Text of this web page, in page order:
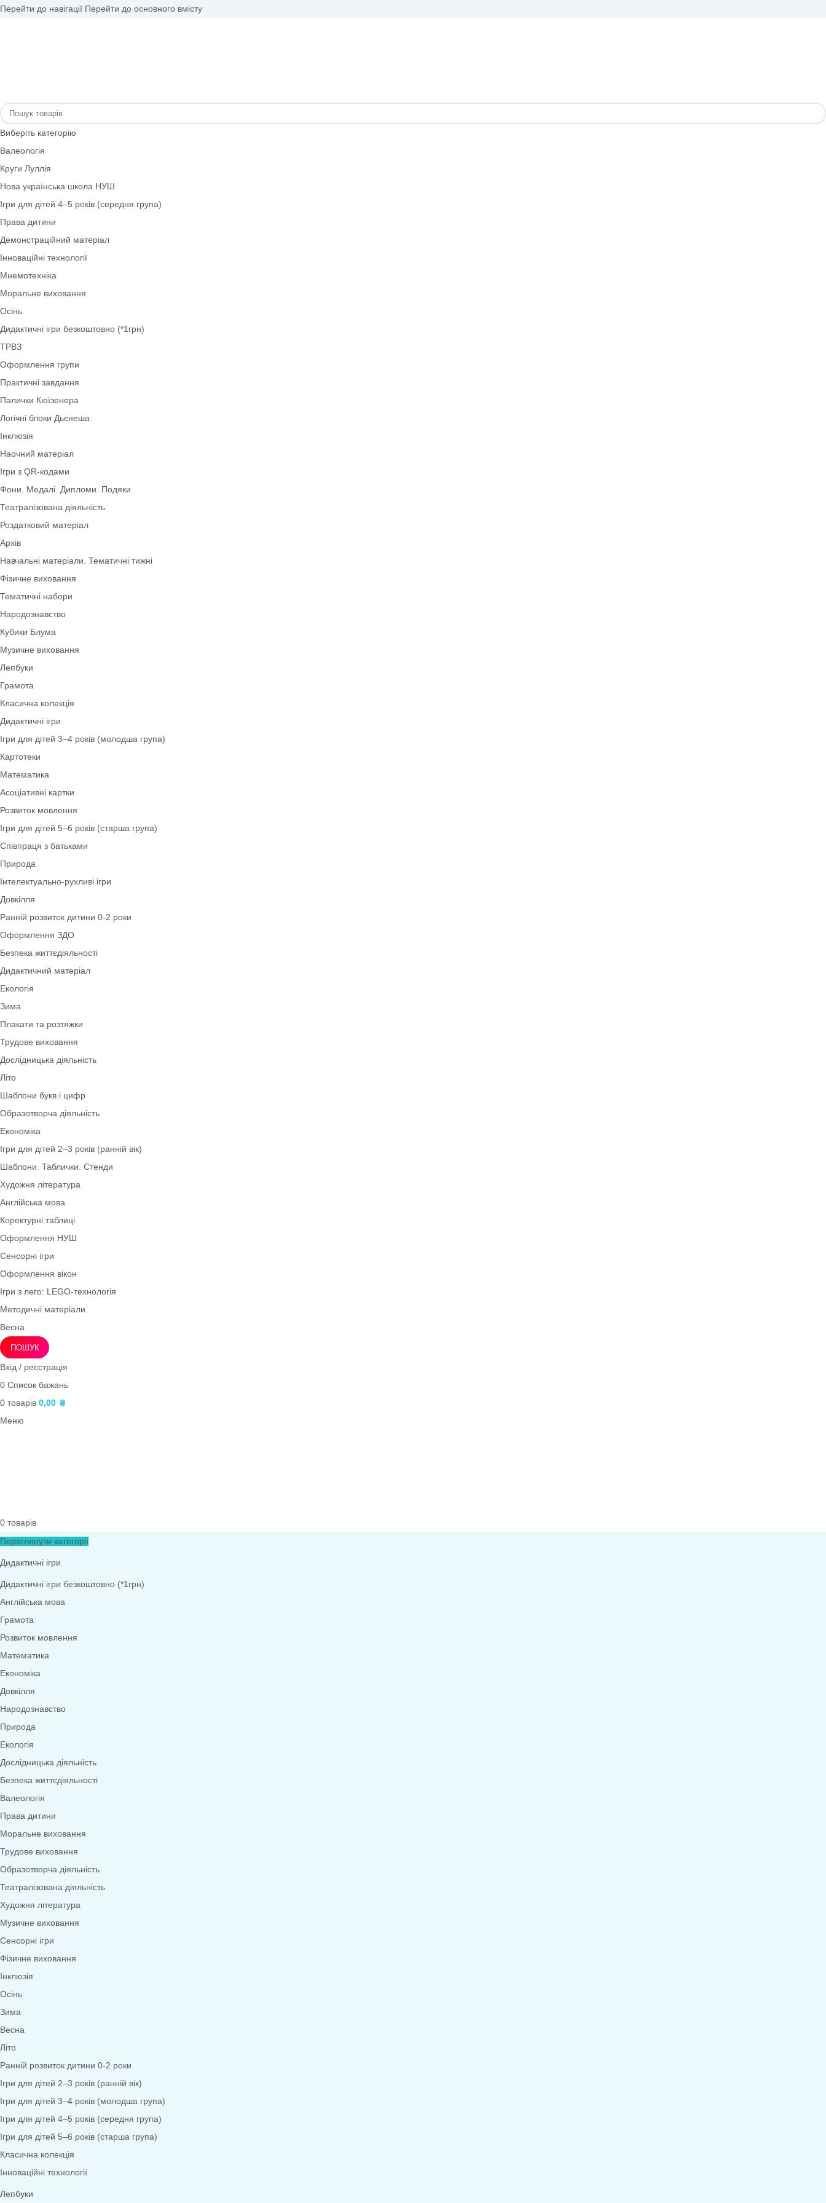
Перейти до навігаціїПерейти до основного вмісту
Виберіть категорію
Круги Луллія
Нова українська школа НУШ
Ігри для дітей 4–5 років (середня група)
Права дитини
Мнемотехніка
Моральне виховання
Осінь
Дидактичні ігри безкоштовно (*1грн)
Практичні завдання
Палички Кюїзенера
Логічні блоки Дьєнеша
Інклюзія
Ігри з QR-кодами
Фони. Медалі. Дипломи. Подяки
Театралізована діяльність
Роздатковий матеріал
Архів
Фізичне виховання
Тематичні набори
Народознавство
Кубики Блума
Музичне виховання
Грамота
Класична колекція
Дидактичні ігри
Ігри для дітей 3–4 років (молодша група)
Математика
Асоціативні картки
Розвиток мовлення
Ігри для дітей 5–6 років (старша група)
Інтелектуально-рухливі ігри
Довкілля
Ранній розвиток дитини 0-2 роки
Оформлення ЗДО
Безпека життєдіяльності
Екологія
Зима
Плакати та розтяжки
Трудове виховання
Літо
Шаблони букв і цифр
Образотворча діяльність
Економіка
Ігри для дітей 2–3 років (ранній вік)
Шаблони. Таблички. Стенди
Англійська мова
Ігри з лего: LEGO-технологія
Методичні матеріали
Весна
ПОШУК
Вхід / реєстрація
0
Меню
Переглянути категорії
Дидактичні ігри
Дидактичні ігри безкоштовно (*1грн)
Англійська мова
Грамота
Розвиток мовлення
Математика
Довкілля
Народознавство
Природа
Екологія
Дослідницька діяльність
Валеологія
Права дитини
Моральне виховання
Трудове виховання
Образотворча діяльність